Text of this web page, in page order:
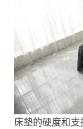
床墊的硬度和